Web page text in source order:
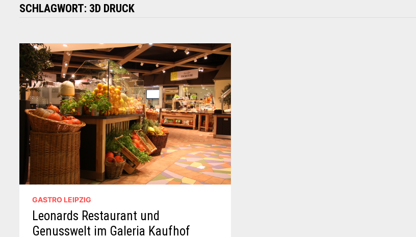
SCHLAGWORT: 3D DRUCK
GASTRO LEIPZIG
Leonards Restaurant und
Genusswelt im Galeria Kaufhof